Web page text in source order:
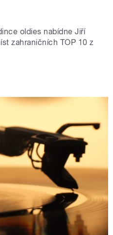
oldies nabídne Jiří
zahraničních TOP 10 z